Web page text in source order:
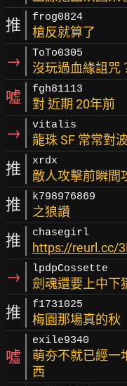
推 frog0824
槍反就算了
→ ToTo0305
沒玩過血緣詛咒
噓 fgh81113
對 近期 20年前
→ vitalis
龍珠 SF 常常對
推 xrdx
敵人攻擊前瞬間
推 k798976869
之狼讚
推 chasegirl
https://reurl.cc/
→ lpdpCossette
劍魂還要上中下
推 f1731025
梅園那場真的秋
噓
exile9340
萌夯不就已經一
西